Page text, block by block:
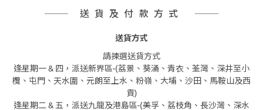
送貨及付款方式
送貨方式
請揀選送貨方式
逢星期一 & 四，派送新界區-(荔景、葵涌、青衣、荃灣、深井至小
欖、屯門、天水圍、元朗至上水、粉嶺、大埔、沙田、馬鞍山及西
貢)
逢星期二 & 五，派送九龍及港島區-(美孚、荔枝角、長沙灣、深水